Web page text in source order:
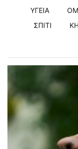
ΥΓΕΙΑ
ΣΠΙΤΙ